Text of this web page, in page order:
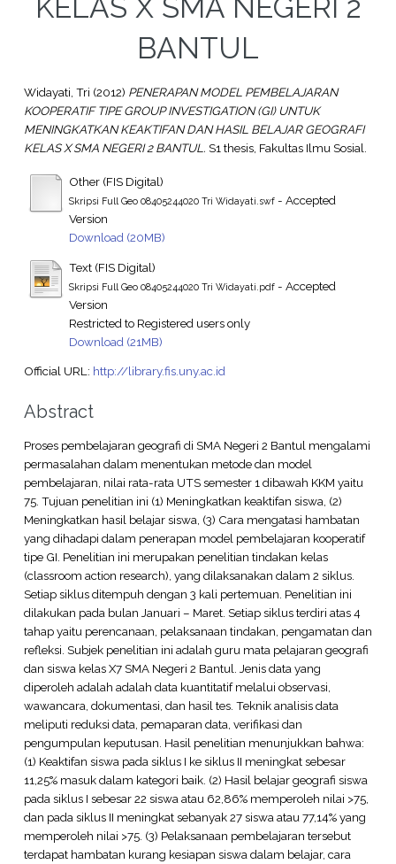
KELAS X SMA NEGERI 2
BANTUL
Widayati, Tri (2012) PENERAPAN MODEL PEMBELAJARAN
KOOPERATIF TIPE GROUP INVESTIGATION (GI) UNTUK
MENINGKATKAN KEAKTIFAN DAN HASIL BELAJAR GEOGRAFI
KELAS X SMA NEGERI 2 BANTUL. S1 thesis, Fakultas Ilmu Sosial.
Other (FIS Digital)
Skripsi Full Geo 08405244020 Tri Widayati.swf- Accepted
Version
Download (20MB)
Text (FIS Digital)
Skripsi Full Geo 08405244020 Tri Widayati.pdf- Accepted
Version
Restricted to Registered users only
Download (21MB)
Official URL: http://library.fis.uny.ac.id
Abstract
Proses pembelajaran geografi di SMA Negeri 2 Bantul mengalami
permasalahan dalam menentukan metode dan model
pembelajaran, nilai rata-rata UTS semester 1 dibawah KKM yaitu
75. Tujuan penelitian ini (1) Meningkatkan keaktifan siswa, (2)
Meningkatkan hasil belajar siswa, (3) Cara mengatasi hambatan
yang dihadapi dalam penerapan model pembelajaran kooperatif
tipe GI. Penelitian ini merupakan penelitian tindakan kelas
(classroom action research), yang dilaksanakan dalam 2 siklus.
Setiap siklus ditempuh dengan 3 kali pertemuan. Penelitian ini
dilakukan pada bulan Januari – Maret. Setiap siklus terdiri atas 4
tahap yaitu perencanaan, pelaksanaan tindakan, pengamatan dan
refleksi. Subjek penelitian ini adalah guru mata pelajaran geografi
dan siswa kelas X7 SMA Negeri 2 Bantul. Jenis data yang
diperoleh adalah adalah data kuantitatif melalui observasi,
wawancara, dokumentasi, dan hasil tes. Teknik analisis data
meliputi reduksi data, pemaparan data, verifikasi dan
pengumpulan keputusan. Hasil penelitian menunjukkan bahwa:
(1) Keaktifan siswa pada siklus I ke siklus II meningkat sebesar
11,25% masuk dalam kategori baik. (2) Hasil belajar geografi siswa
pada siklus I sebesar 22 siswa atau 62,86% memperoleh nilai >75,
dan pada siklus II meningkat sebanyak 27 siswa atau 77,14% yang
memperoleh nilai >75. (3) Pelaksanaan pembelajaran tersebut
terdapat hambatan kurang kesiapan siswa dalam belajar, cara